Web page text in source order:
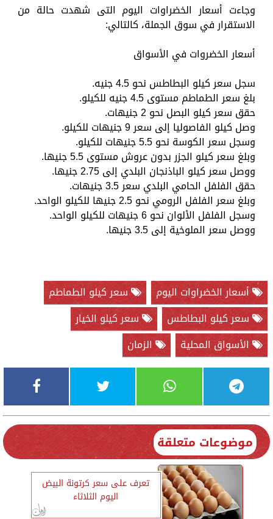
وجاءت أسعار الخضراوات اليوم التى شهدت حالة من
الاستقرار في سوق الجملة، كالتالي:
أسعار الخضروات في الأسواق
سجل سعر كيلو البطاطس نحو 4.5 جنيه.
بلغ سعر الطماطم مستوى 4.5 جنيه للكيلو.
حقق سعر كيلو البصل نحو 2 جنيهات.
وصل كيلو الفاصوليا إلى سعر 9 جنيهات للكيلو.
وسجل سعر الكوسة نحو 5.5 جنيهات للكيلو.
وبلغ سعر كيلو الجزر بدون عروش مستوى 5.5 جنيها.
ووصل سعر كيلو الباذنجان البلدي إلى 2.75 جنيها.
حقق الفلفل الحامي البلدي سعر 3.5 جنيهات.
وبلغ سعر الفلفل الرومي نحو 2.5 جنيها للكيلو الواحد.
وسجل الفلفل الألوان نحو 6 جنيهات للكيلو الواحد.
ووصل سعر الملوخية إلى 3.5 جنيها.
أسعار الخضراوات اليوم
سعر كيلو الطماطم
سعر كيلو البطاطس
سعر كيلو الخيار
الأسواق المحلية
الزمان
موضوعات متعلقة
تعرف على سعر كرتونة البيض
اليوم الثلاثاء